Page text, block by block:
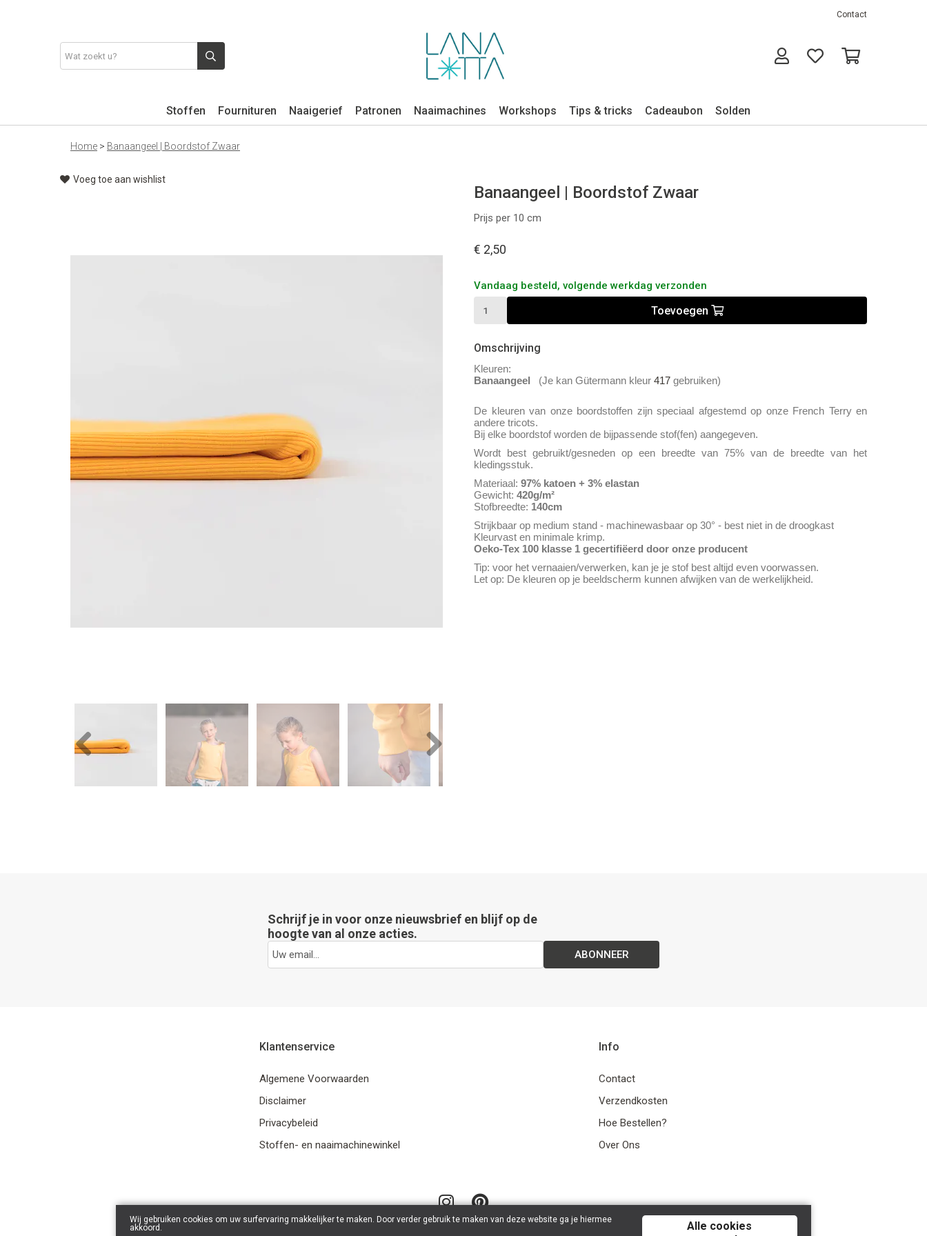
Contact
Stoffen Fournituren Naaigerief Patronen Naaimachines Workshops Tips & tricks Cadeaubon Solden
Home > Banaangeel | Boordstof Zwaar
Voeg toe aan wishlist
Banaangeel | Boordstof Zwaar
Prijs per 10 cm
€ 2,50
Vandaag besteld, volgende werkdag verzonden
Toevoegen
Omschrijving
Kleuren:
Banaangeel
(Je kan Gütermann kleur 417 gebruiken)
De kleuren van onze boordstoffen zijn speciaal afgestemd op onze French Terry en
andere tricots.
Bij elke boordstof worden de bijpassende stof(fen) aangegeven.
Wordt best gebruikt/gesneden op een breedte van 75% van de breedte van het
kledingsstuk.
Materiaal: 97% katoen + 3% elastan
Gewicht: 420g/m²
Stofbreedte: 140cm
Strijkbaar op medium stand - machinewasbaar op 30° - best niet in de droogkast
Kleurvast en minimale krimp.
Oeko-Tex 100 klasse 1 gecertifiëerd door onze producent
Tip: voor het vernaaien/verwerken, kan je je stof best altijd even voorwassen.
Let op: De kleuren op je beeldscherm kunnen afwijken van de werkelijkheid.
Schrijf je in voor onze nieuwsbrief en blijf op de
hoogte van al onze acties.
ABONNEER
Klantenservice
Algemene Voorwaarden
Disclaimer
Privacybeleid
Stoffen- en naaimachinewinkel
Info
Contact
Verzendkosten
Hoe Bestellen?
Over Ons
Wij gebruiken cookies om uw surfervaring makkelijker te maken. Door verder gebruik te maken van deze website ga je hiermee
akkoord.
Alle cookies